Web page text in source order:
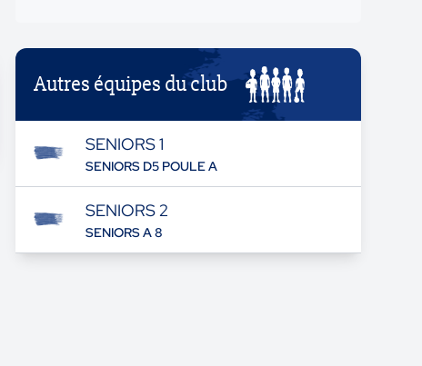
Autres équipes du club
SENIORS 1
SENIORS D5 POULE A
SENIORS 2
SENIORS A 8